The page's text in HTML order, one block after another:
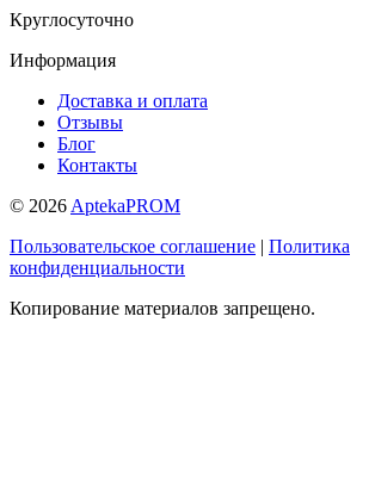
Круглосуточно
Информация
Доставка и оплата
Отзывы
Блог
Контакты
© 2026 AptekaPROM
Пользовательское соглашение | Политика
конфиденциальности
Копирование материалов запрещено.